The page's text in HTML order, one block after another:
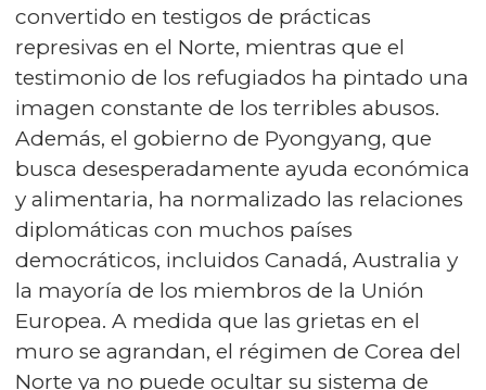
convertido en testigos de prácticas
represivas en el Norte, mientras que el
testimonio de los refugiados ha pintado una
imagen constante de los terribles abusos.
Además, el gobierno de Pyongyang, que
busca desesperadamente ayuda económica
y alimentaria, ha normalizado las relaciones
diplomáticas con muchos países
democráticos, incluidos Canadá, Australia y
la mayoría de los miembros de la Unión
Europea. A medida que las grietas en el
muro se agrandan, el régimen de Corea del
Norte ya no puede ocultar su sistema de